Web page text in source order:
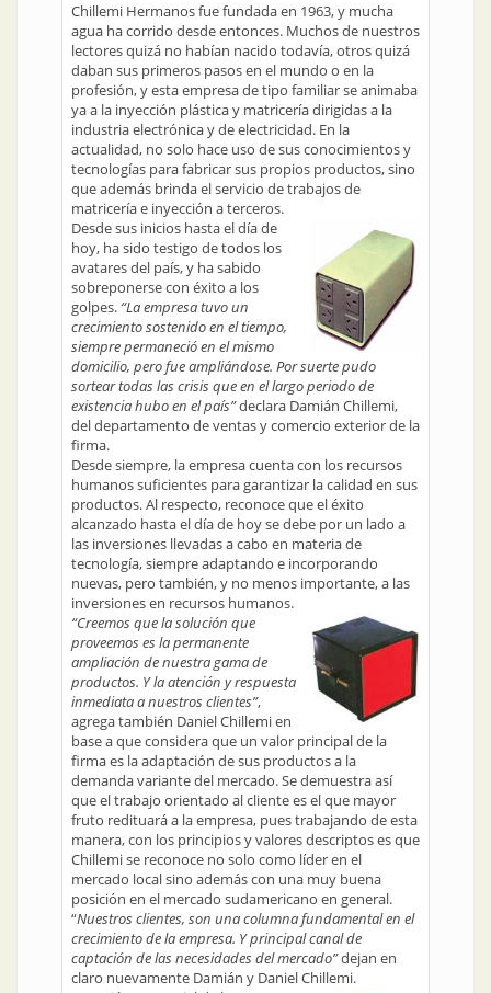
Chillemi Hermanos fue fundada en 1963, y mucha
agua ha corrido desde entonces. Muchos de nuestros
lectores quizá no habían nacido todavía, otros quizá
daban sus primeros pasos en el mundo o en la
profesión, y esta empresa de tipo familiar se animaba
ya a la inyección plástica y matricería dirigidas a la
industria electrónica y de electricidad. En la
actualidad, no solo hace uso de sus conocimientos y
tecnologías para fabricar sus propios productos, sino
que además brinda el servicio de trabajos de
matricería e inyección a terceros.
Desde sus inicios hasta el día de
hoy, ha sido testigo de todos los
avatares del país, y ha sabido
sobreponerse con éxito a los
golpes. “La empresa tuvo un
crecimiento sostenido en el tiempo,
siempre permaneció en el mismo
domicilio, pero fue ampliándose. Por suerte pudo
sortear todas las crisis que en el largo periodo de
existencia hubo en el país”declara Damián Chillemi,
del departamento de ventas y comercio exterior de la
firma.
Desde siempre, la empresa cuenta con los recursos
humanos suficientes para garantizar la calidad en sus
productos. Al respecto, reconoce que el éxito
alcanzado hasta el día de hoy se debe por un lado a
las inversiones llevadas a cabo en materia de
tecnología, siempre adaptando e incorporando
nuevas, pero también, y no menos importante, a las
inversiones en recursos humanos.
“Creemos que la solución que
proveemos es la permanente
ampliación de nuestra gama de
productos. Y la atención y respuesta
inmediata a nuestros clientes”,
agrega también Daniel Chillemi en
base a que considera que un valor principal de la
firma es la adaptación de sus productos a la
demanda variante del mercado. Se demuestra así
que el trabajo orientado al cliente es el que mayor
fruto redituará a la empresa, pues trabajando de esta
manera, con los principios y valores descriptos es que
Chillemi se reconoce no solo como líder en el
mercado local sino además con una muy buena
posición en el mercado sudamericano en general.
“Nuestros clientes, son una columna fundamental en el
crecimiento de la empresa. Y principal canal de
captación de las necesidades del mercado”dejan en
claro nuevamente Damián y Daniel Chillemi.